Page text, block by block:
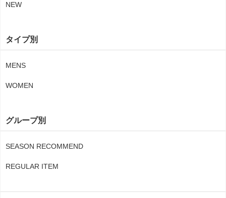
NEW
タイプ別
MENS
WOMEN
グループ別
SEASON RECOMMEND
REGULAR ITEM